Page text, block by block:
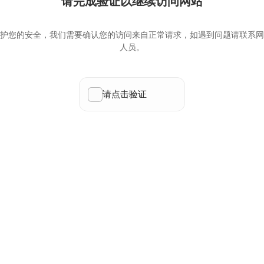
您的安全，我们需要确认您的访问来自正常请求，如遇到问题请联系
人员。